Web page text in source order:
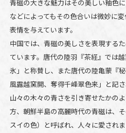
青磁の大きな魅力はその美しい釉色
などによってもその色合いは微妙に
表情を与えています。
中国では、青磁の美しさを表現する
ています。唐代の陸羽『茶経』では
氷」と称賛し、また唐代の陸亀蒙『
風露越窯開、奪得千峰翠色来」と記
山々の木々の青さを引き寄せたかの
方、朝鮮半島の高麗時代の青磁は、
スイの色）と呼ばれ、人々に愛され